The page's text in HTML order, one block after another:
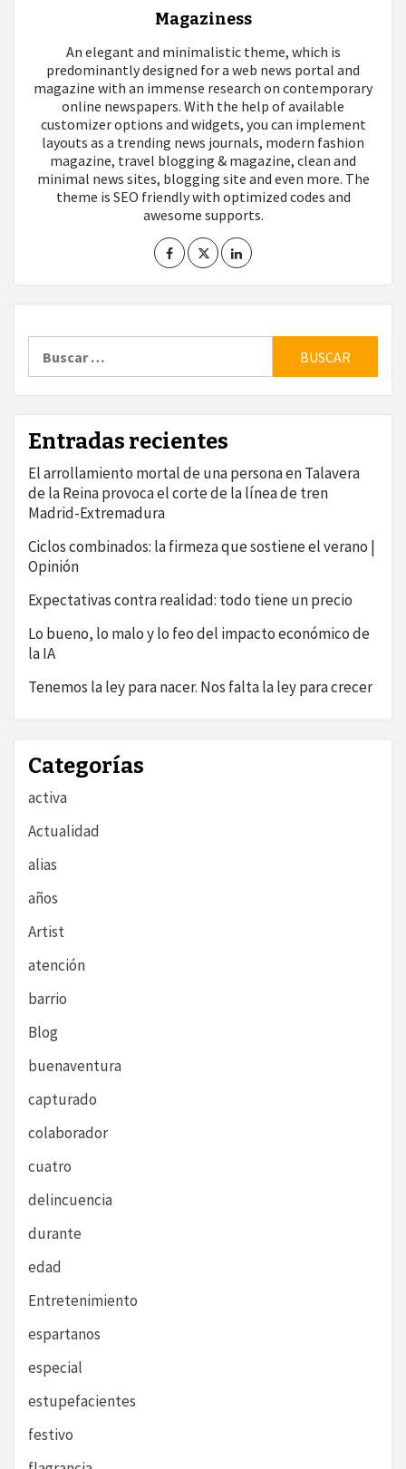
Magaziness
An elegant and minimalistic theme, which is
predominantly designed for a web news portal and
magazine with an immense research on contemporary
online newspapers. With the help of available
customizer options and widgets, you can implement
layouts as a trending news journals, modern fashion
magazine, travel blogging & magazine, clean and
minimal news sites, blogging site and even more. The
theme is SEO friendly with optimized codes and
awesome supports.
Entradas recientes
El arrollamiento mortal de una persona en Talavera
de la Reina provoca el corte de la línea de tren
Madrid-Extremadura
Ciclos combinados: la firmeza que sostiene el verano |
Opinión
Expectativas contra realidad: todo tiene un precio
Lo bueno, lo malo y lo feo del impacto económico de
la IA
Tenemos la ley para nacer. Nos falta la ley para crecer
Categorías
activa
Actualidad
alias
años
Artist
atención
barrio
Blog
buenaventura
capturado
colaborador
cuatro
delincuencia
durante
edad
Entretenimiento
espartanos
especial
estupefacientes
festivo